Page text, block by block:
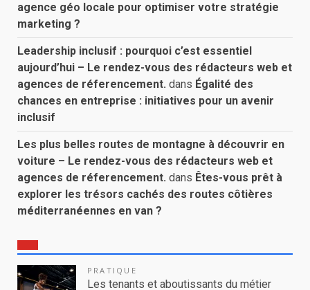
agence géo locale pour optimiser votre stratégie
marketing ?
Leadership inclusif : pourquoi c’est essentiel
aujourd’hui – Le rendez-vous des rédacteurs web et
agences de réferencement. dans Égalité des
chances en entreprise : initiatives pour un avenir
inclusif
Les plus belles routes de montagne à découvrir en
voiture – Le rendez-vous des rédacteurs web et
agences de réferencement. dans Êtes-vous prêt à
explorer les trésors cachés des routes côtières
méditerranéennes en van ?
PRATIQUE
Les tenants et aboutissants du métier